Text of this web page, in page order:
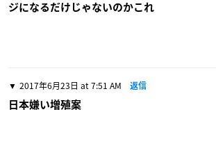
ジになるだけじゃないのかこれ
2017年6月23日 at 7:51 AM 返信
日本嫌い増殖案